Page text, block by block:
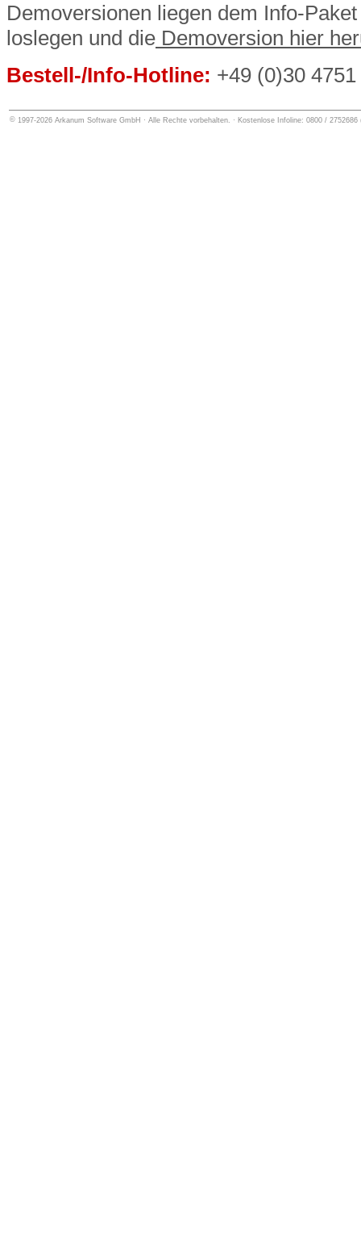
Demoversionen liegen dem Info-
loslegen und die Demoversion hier
Bestell-/Info-Hotline: +49 (0)30
© 1997-2026 Arkanum Software GmbH · Alle Rechte vorbehalten. · Kostenlose Infoline: 0800 /